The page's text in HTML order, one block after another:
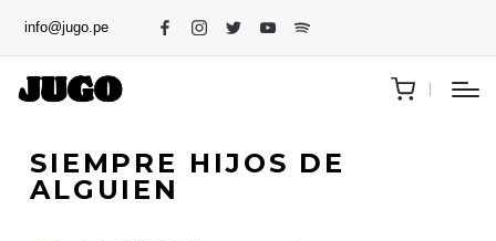
info@jugo.pe
SIEMPRE HIJOS DE
ALGUIEN